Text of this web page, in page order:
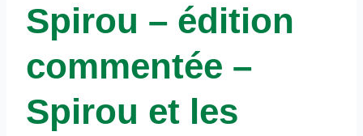
Spirou – édition
commentée –
Spirou et les